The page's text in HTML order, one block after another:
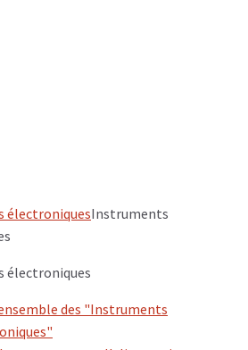
électroniquesInstruments
électroniques
des "Instruments